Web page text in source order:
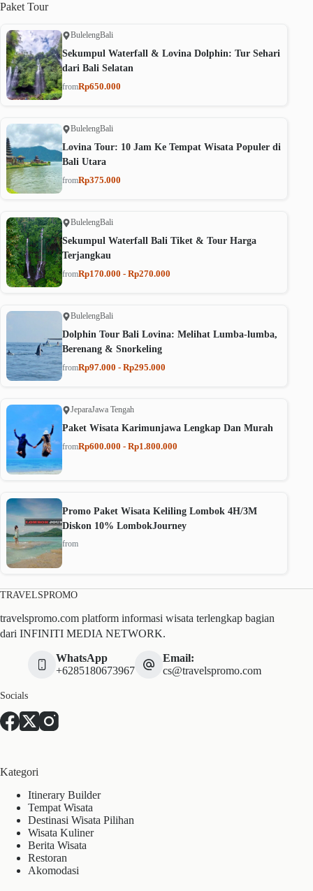
Paket Tour
BulelengBali
Sekumpul Waterfall & Lovina Dolphin: Tur Sehari
dari Bali Selatan
fromRp650.000
BulelengBali
Lovina Tour: 10 Jam Ke Tempat Wisata Populer di
Bali Utara
fromRp375.000
BulelengBali
Sekumpul Waterfall Bali Tiket & Tour Harga
Terjangkau
fromRp170.000 - Rp270.000
BulelengBali
Dolphin Tour Bali Lovina: Melihat Lumba-lumba,
Berenang & Snorkeling
fromRp97.000 - Rp295.000
JeparaJawa Tengah
Paket Wisata Karimunjawa Lengkap Dan Murah
fromRp600.000 - Rp1.800.000
Promo Paket Wisata Keliling Lombok 4H/3M
Diskon 10% LombokJourney
from
TRAVELSPROMO
travelspromo.com platform informasi wisata terlengkap bagian
dari INFINITI MEDIA NETWORK.
WhatsApp
+6285180673967
Email:
cs@travelspromo.com
Socials
Kategori
Itinerary Builder
Tempat Wisata
Destinasi Wisata Pilihan
Wisata Kuliner
Berita Wisata
Restoran
Akomodasi